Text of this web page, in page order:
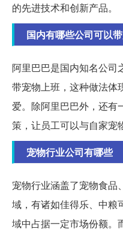
的先进技术和创新产品。
国内有哪些公司可以
阿里巴巴是国内知名公司
带宠物上班，这种做法体
爱。除阿里巴巴外，还有
策，让员工可以与自家宠
宠物行业公司有哪些
宠物行业涵盖了宠物食品
域，有诸如佳得乐、中粮
域中占据一定市场份额。